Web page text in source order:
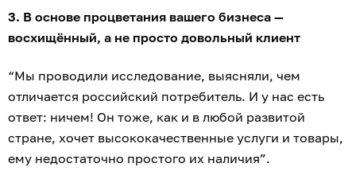
3. В основе процветания вашего бизнеса —
восхищённый, а не просто довольный клиент
“Мы проводили исследование, выясняли, чем
отличается российский потребитель. И у нас есть
ответ: ничем! Он тоже, как и в любой развитой
стране, хочет высококачественные услуги и товары,
ему недостаточно простого их наличия”.